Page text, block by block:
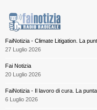
FaiNotizia - Climate Litigation. La
27 Luglio 2026
Fai Notizia
20 Luglio 2026
FaiNotizia - Il lavoro di cura. La
6 Luglio 2026